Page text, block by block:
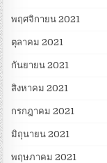
พฤศจิกายน 2021
ตุลาคม 2021
กันยายน 2021
สิงหาคม 2021
กรกฎาคม 2021
มิถุนายน 2021
พฤษภาคม 2021